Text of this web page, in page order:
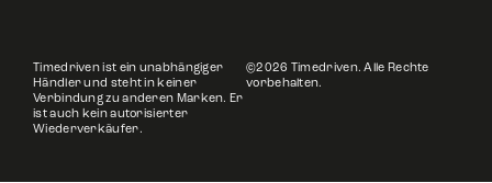
Timedriven ist ein unabhängiger
Händler und steht in keiner
Verbindung zu anderen Marken. Er
ist auch kein autorisierter
Wiederverkäufer.
©2026 Timedriven. Alle Rechte
vorbehalten.